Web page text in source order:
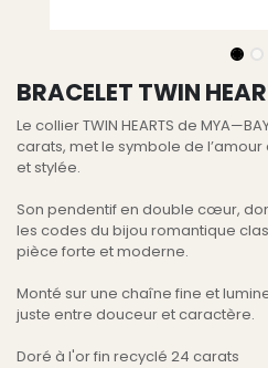
BRACELET TWIN
Le collier TWIN HEARTS de
carats, met le symbole de l’amour
et stylée.
Son pendentif en double cœur,
les codes du bijou romantique
pièce forte et moderne.
Monté sur une chaîne fine et
juste entre douceur et caractère.
Doré à l'or fin recyclé 24 carats